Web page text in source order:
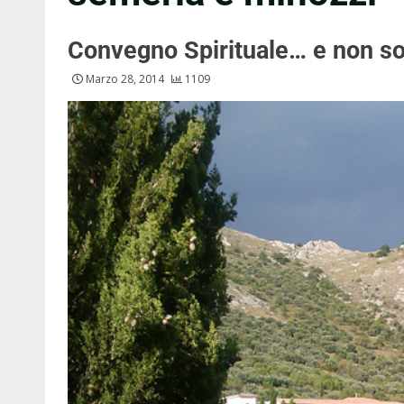
Convegno Spirituale… e non
Marzo 28, 2014 1109